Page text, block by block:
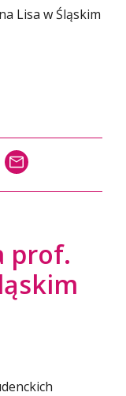
Lisa w Śląskim
SHARE
prof.